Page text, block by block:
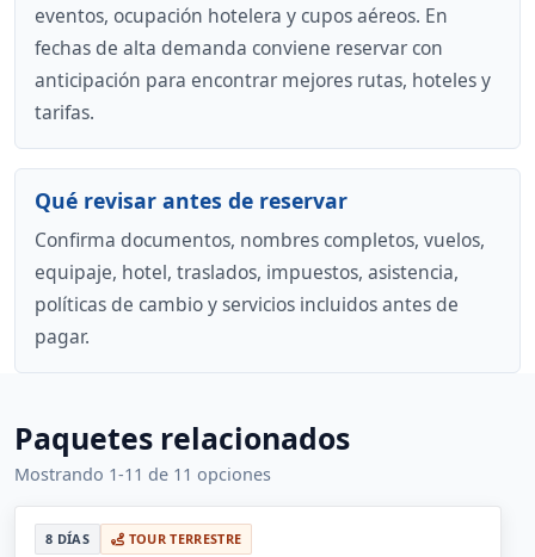
eventos, ocupación hotelera y cupos aéreos. En
fechas de alta demanda conviene reservar con
anticipación para encontrar mejores rutas, hoteles y
tarifas.
Qué revisar antes de reservar
Confirma documentos, nombres completos, vuelos,
equipaje, hotel, traslados, impuestos, asistencia,
políticas de cambio y servicios incluidos antes de
pagar.
Paquetes relacionados
Mostrando 1-11 de 11 opciones
8 DÍAS TOUR TERRESTRE